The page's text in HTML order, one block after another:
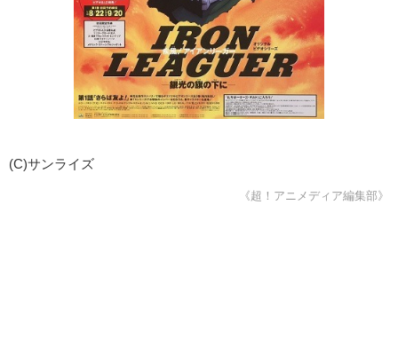
(C)サンライズ
《超！アニメディア編集部》